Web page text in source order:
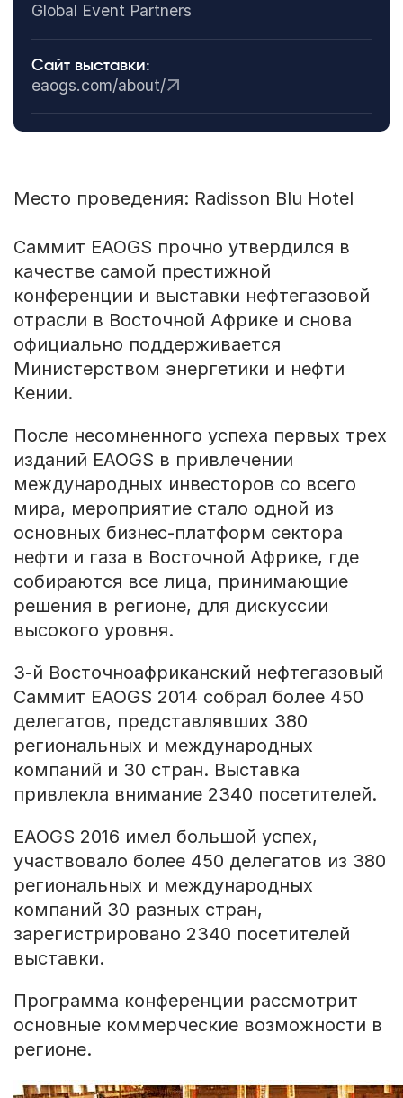
Global Event Partners
Сайт выставки:
eaogs.com/about/
Место проведения: Radisson Blu Hotel
Саммит EAOGS прочно утвердился в
качестве самой престижной
конференции и выставки нефтегазовой
отрасли в Восточной Африке и снова
официально поддерживается
Министерством энергетики и нефти
Кении.
После несомненного успеха первых трех
изданий EAOGS в привлечении
международных инвесторов со всего
мира, мероприятие стало одной из
основных бизнес-платформ сектора
нефти и газа в Восточной Африке, где
собираются все лица, принимающие
решения в регионе, для дискуссии
высокого уровня.
3-й Восточноафриканский нефтегазовый
Саммит EAOGS 2014 собрал более 450
делегатов, представлявших 380
региональных и международных
компаний и 30 стран. Выставка
привлекла внимание 2340 посетителей.
EAOGS 2016 имел большой успех,
участвовало более 450 делегатов из 380
региональных и международных
компаний 30 разных стран,
зарегистрировано 2340 посетителей
выставки.
Программа конференции рассмотрит
основные коммерческие возможности в
регионе.